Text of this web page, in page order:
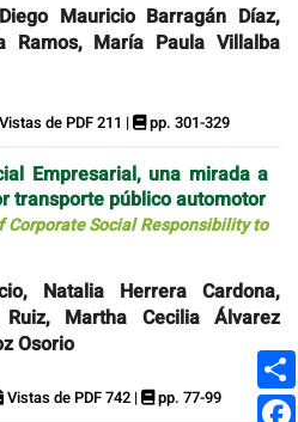
Mauricio Barragán Díaz,
Ramos, María Paula Villalba
Vistas de PDF 211 | pp. 301-329
Empresarial, una mirada a
transporte público automotor
Social Responsibility to
Natalia Herrera Cardona,
Martha Cecilia Álvarez
Osorio
Vistas de PDF 742 | pp. 77-99